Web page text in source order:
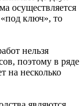
осуществляется
ключ», то
нельзя
поэтому в ряде
на несколько